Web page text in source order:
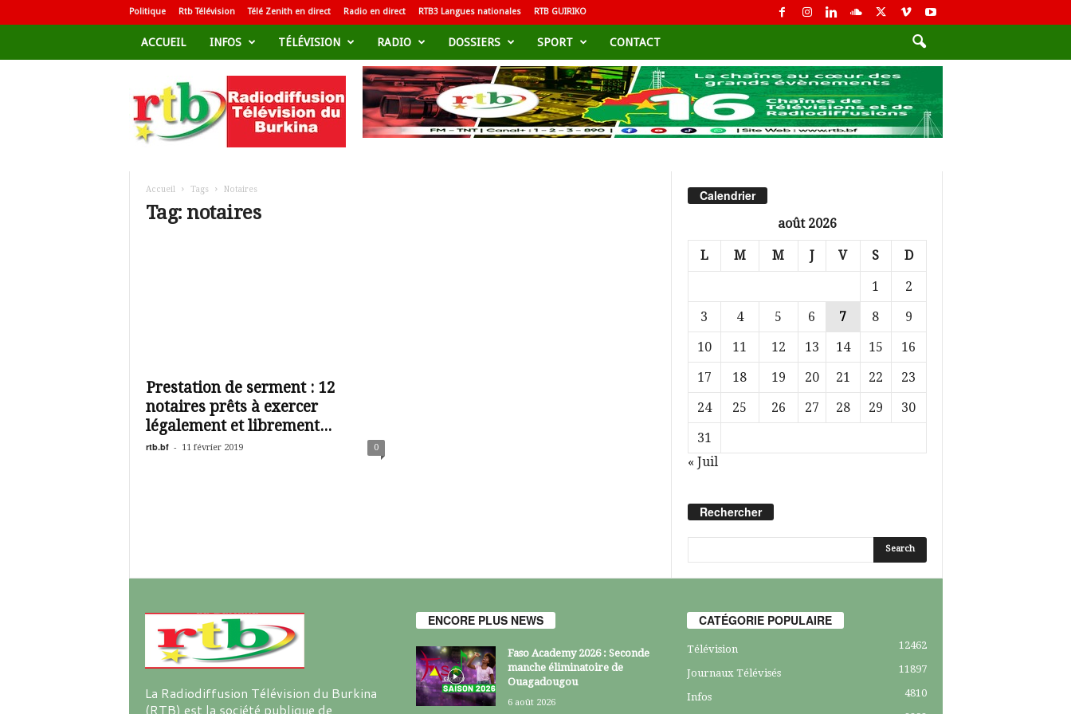
Politique Rtb Télévision Télé Zenith en direct Radio en direct RTB3 Langues nationales RTB GUIRIKO
ACCUEIL INFOS TÉLÉVISION RADIO DOSSIERS SPORT CONTACT
d
i
i
Accueil Tags Notaires
Tag: notaires
Prestation de serment : 12
notaires prêts à exercer
légalement et librement...
rtb.bf - 11 février 2019 0
Calendrier
août 2026
L M M J V S D
1
2
3
4 5 6 7 8
9
10
11 12 13 14 15
16
17
18 19 20 21 22
23
24
25 26 27 28 29
30
31
« Juil
Rechercher
La Radiodiffusion Télévision du Burkina
(RTB) est la société publique de
ENCORE PLUS NEWS
Faso Academy 2026 : Seconde
manche éliminatoire de
Ouagadougou
6 août 2026
CATÉGORIE POPULAIRE
Télévision 12462
Journaux Télévisés 11897
Infos
4810